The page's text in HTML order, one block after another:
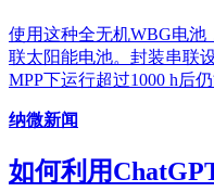
使用这种全无机WBG电池
联太阳能电池。封装串联
MPP下运行超过1000 h后
纳微新闻
如何利用